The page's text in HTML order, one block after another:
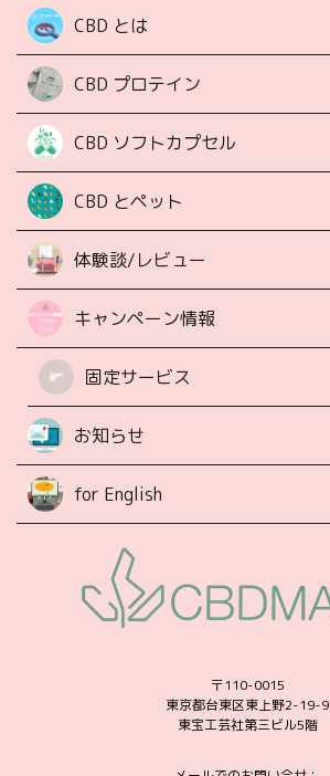
CBD とは
CBD プロテイン
CBD ソフトカプセル
CBD とペット
体験談/レビュー
キャンペーン情報
固定サービス
お知らせ
for English
〒110-0015
東京都台東区東上野2-19-9
東宝工芸社第三ビル5階